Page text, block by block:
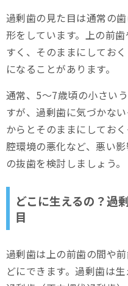
過剰歯の見た目は通常の
形をしています。上の前
すく、そのままにしてお
になることがあります。
通常、5～7歳頃の小さい
すが、過剰歯に気づかな
からとそのままにしてお
腔環境の悪化など、悪い
の抜歯を検討しましょう。
どこに生えるの？過
目
過剰歯は上の前歯の間や
どにできます。過剰歯は